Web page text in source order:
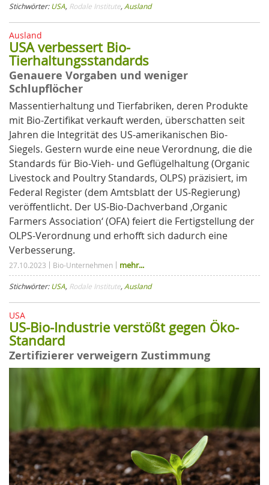
Stichwörter:USA, Rodale Institute,Ausland
Ausland
USA verbessert Bio-
Tierhaltungsstandards
Genauere Vorgaben und weniger
Schlupflöcher
Massentierhaltung und Tierfabriken, deren Produkte
mit Bio-Zertifikat verkauft werden, überschatten seit
Jahren die Integrität des US-amerikanischen Bio-
Siegels. Gestern wurde eine neue Verordnung, die die
Standards für Bio-Vieh- und Geflügelhaltung (Organic
Livestock and Poultry Standards, OLPS) präzisiert, im
Federal Register (dem Amtsblatt der US-Regierung)
veröffentlicht. Der US-Bio-Dachverband ‚Organic
Farmers Association‘ (OFA) feiert die Fertigstellung der
OLPS-Verordnung und erhofft sich dadurch eine
Verbesserung.
27.10.2023 Bio-Unternehmen mehr...
Stichwörter:USA, Rodale Institute,Ausland
USA
US-Bio-Industrie verstößt gegen Öko-
Standard
Zertifizierer verweigern Zustimmung